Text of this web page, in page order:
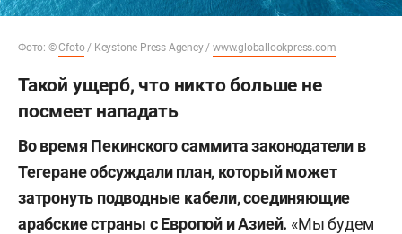
Фото: ©Cfoto/ Keystone Press Agency /www.globallookpress.com
Такой ущерб, что никто больше не
посмеет нападать
Во время Пекинского саммита законодатели в
Тегеране обсуждали план, который может
затронуть подводные кабели, соединяющие
арабские страны с Европой и Азией. «Мы будем